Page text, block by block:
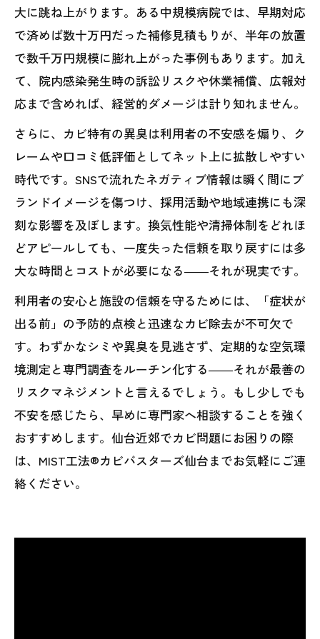
大に跳ね上がります。ある中規模病院では、早期対応
で済めば数十万円だった補修見積もりが、半年の放置
で数千万円規模に膨れ上がった事例もあります。加え
て、院内感染発生時の訴訟リスクや休業補償、広報対
応まで含めれば、経営的ダメージは計り知れません。
さらに、カビ特有の異臭は利用者の不安感を煽り、ク
レームや口コミ低評価としてネット上に拡散しやすい
時代です。SNSで流れたネガティブ情報は瞬く間にブ
ランドイメージを傷つけ、採用活動や地域連携にも深
刻な影響を及ぼします。換気性能や清掃体制をどれほ
どアピールしても、一度失った信頼を取り戻すには多
大な時間とコストが必要になる――それが現実です。
利用者の安心と施設の信頼を守るためには、「症状が
出る前」の予防的点検と迅速なカビ除去が不可欠で
す。わずかなシミや異臭を見逃さず、定期的な空気環
境測定と専門調査をルーチン化する――それが最善の
リスクマネジメントと言えるでしょう。もし少しでも
不安を感じたら、早めに専門家へ相談することを強く
おすすめします。仙台近郊でカビ問題にお困りの際
は、MIST工法®カビバスターズ仙台までお気軽にご連
絡ください。